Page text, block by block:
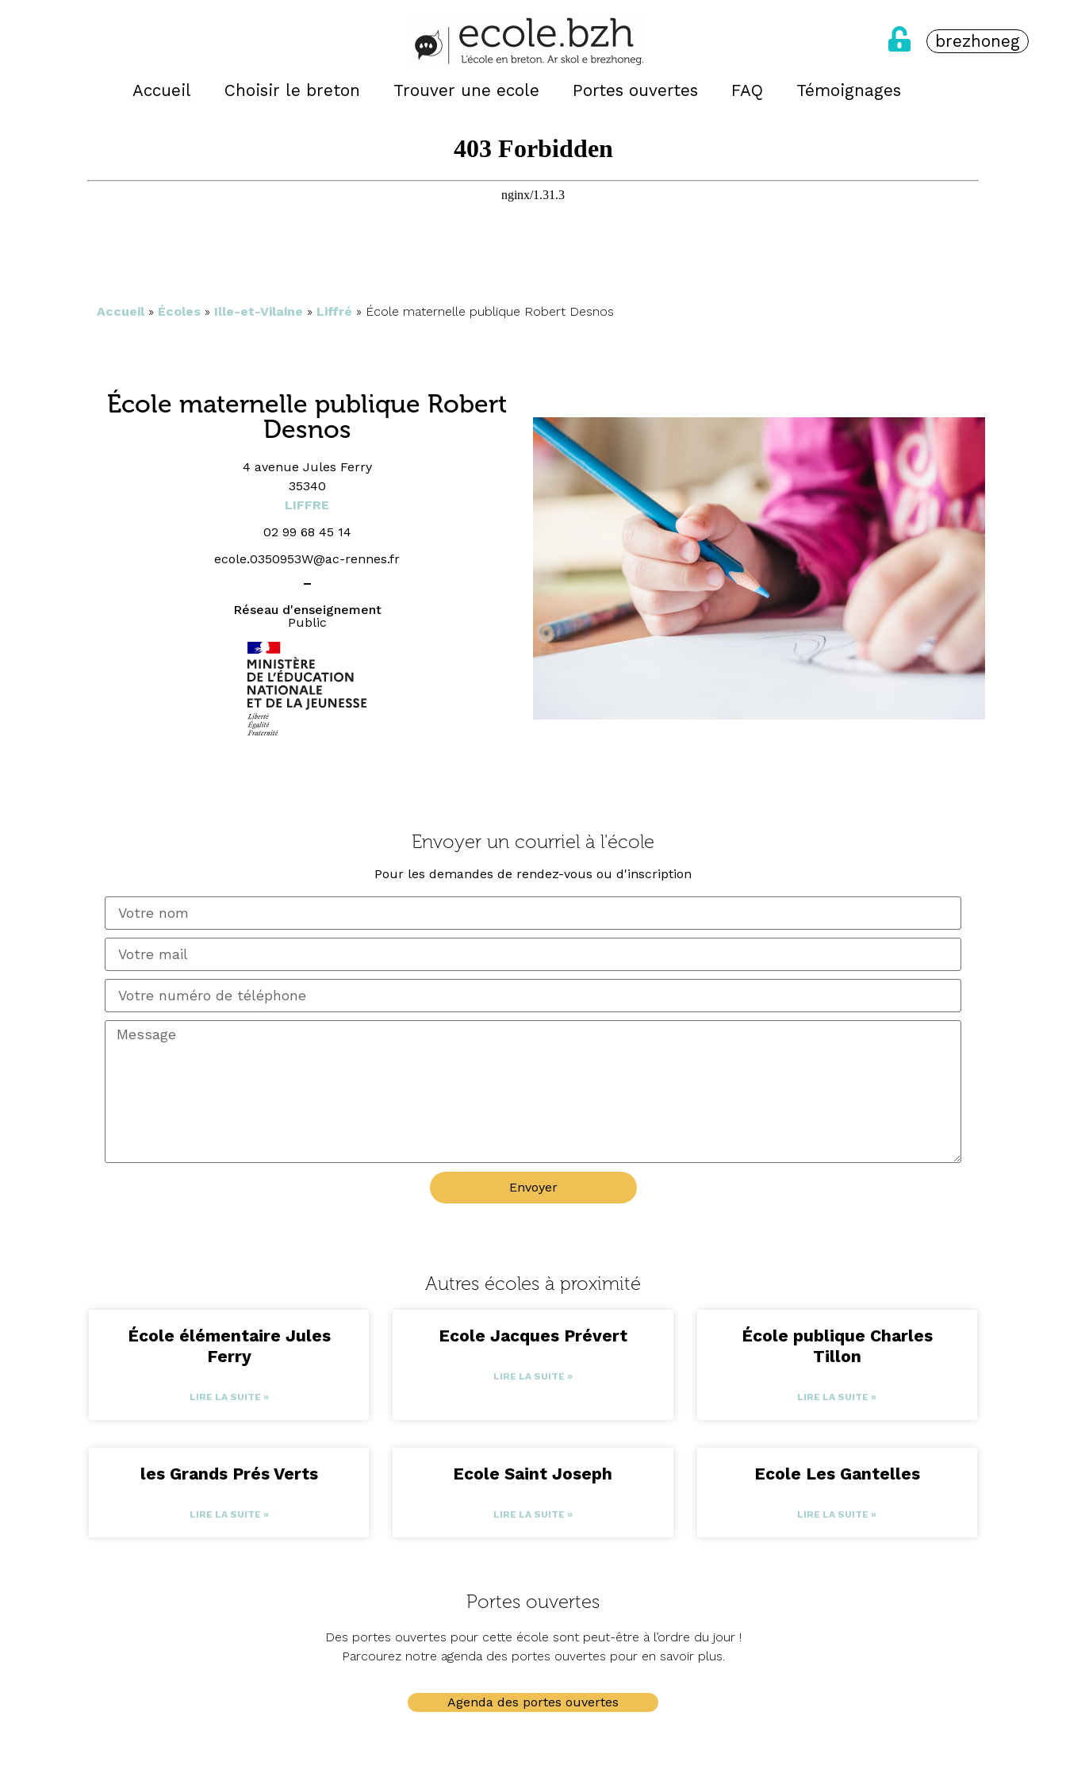
brezhoneg
Accueil Choisir le breton Trouver une ecole Portes ouvertes FAQ Témoignages
Accueil » Écoles » Ille-et-Vilaine » Liffré » École maternelle publique Robert Desnos
École maternelle publique Robert
Desnos
4 avenue Jules Ferry
35340
LIFFRE
02 99 68 45 14
ecole.0350953W@ac-rennes.fr
Réseau d'enseignement
Public
Envoyer un courriel à l'école
Pour les demandes de rendez-vous ou d'inscription
Envoyer
Autres écoles à proximité
École élémentaire Jules
Ferry
LIRE LA SUITE »
Ecole Jacques Prévert
LIRE LA SUITE »
École publique Charles
Tillon
LIRE LA SUITE »
les Grands Prés Verts
LIRE LA SUITE »
Ecole Saint Joseph
LIRE LA SUITE »
Ecole Les Gantelles
LIRE LA SUITE »
Portes ouvertes
Des portes ouvertes pour cette école sont peut-être à l’ordre du jour !
Parcourez notre agenda des portes ouvertes pour en savoir plus.
Agenda des portes ouvertes